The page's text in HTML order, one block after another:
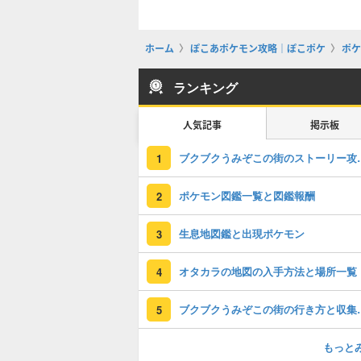
ホーム ぽこあポケモン攻略｜ぽこポケ ポ
ランキング
人気記事 掲示板
1 ブクブク
2 ポケモン図鑑一覧と図鑑報酬
3 生息地図鑑と出現ポケモン
4 オタカラの地図の入手方法と場所一覧
5 ブクブ
もっと